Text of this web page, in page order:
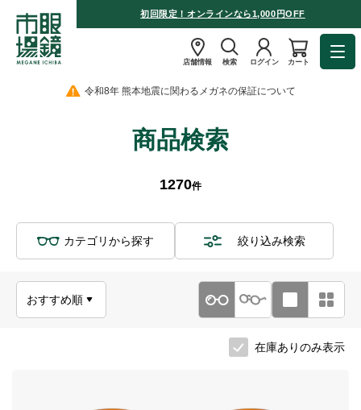
初回限定！オンラインなら1,000円OFF
店舗情報 検索 ログイン カート
令和8年 熊本地震に関わるメガネの保証について
商品検索
1270件
カテゴリから探す 絞り込み検索
在庫ありのみ表示